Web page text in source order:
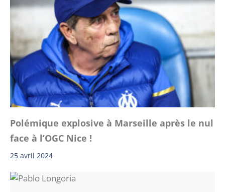
Polémique explosive à Marseille après le nul
face à l’OGC Nice !
25 avril 2024